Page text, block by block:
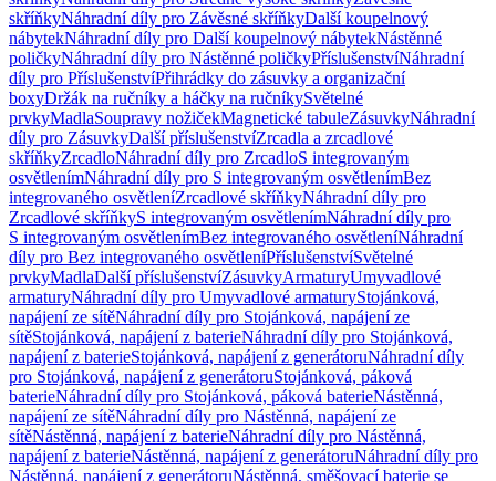
skříňkyNáhradní díly pro Závěsné skříňkyDalší koupelnový
nábytekNáhradní díly pro Další koupelnový nábytekNástěnné
poličkyNáhradní díly pro Nástěnné poličkyPříslušenstvíNáhradní
díly pro PříslušenstvíPřihrádky do zásuvky a organizační
boxyDržák na ručníky a háčky na ručníkySvětelné
prvkyMadlaSoupravy nožičekMagnetické tabuleZásuvkyNáhradní
díly pro ZásuvkyDalší příslušenstvíZrcadla a zrcadlové
skříňkyZrcadloNáhradní díly pro ZrcadloS integrovaným
osvětlenímNáhradní díly pro S integrovaným osvětlenímBez
integrovaného osvětleníZrcadlové skříňkyNáhradní díly pro
Zrcadlové skříňkyS integrovaným osvětlenímNáhradní díly pro
S integrovaným osvětlenímBez integrovaného osvětleníNáhradní
díly pro Bez integrovaného osvětleníPříslušenstvíSvětelné
prvkyMadlaDalší příslušenstvíZásuvkyArmaturyUmyvadlové
armaturyNáhradní díly pro Umyvadlové armaturyStojánková,
napájení ze sítěNáhradní díly pro Stojánková, napájení ze
sítěStojánková, napájení z baterieNáhradní díly pro Stojánková,
napájení z baterieStojánková, napájení z generátoruNáhradní díly
pro Stojánková, napájení z generátoruStojánková, páková
baterieNáhradní díly pro Stojánková, páková baterieNástěnná,
napájení ze sítěNáhradní díly pro Nástěnná, napájení ze
sítěNástěnná, napájení z baterieNáhradní díly pro Nástěnná,
napájení z baterieNástěnná, napájení z generátoruNáhradní díly pro
Nástěnná, napájení z generátoruNástěnná, směšovací baterie se